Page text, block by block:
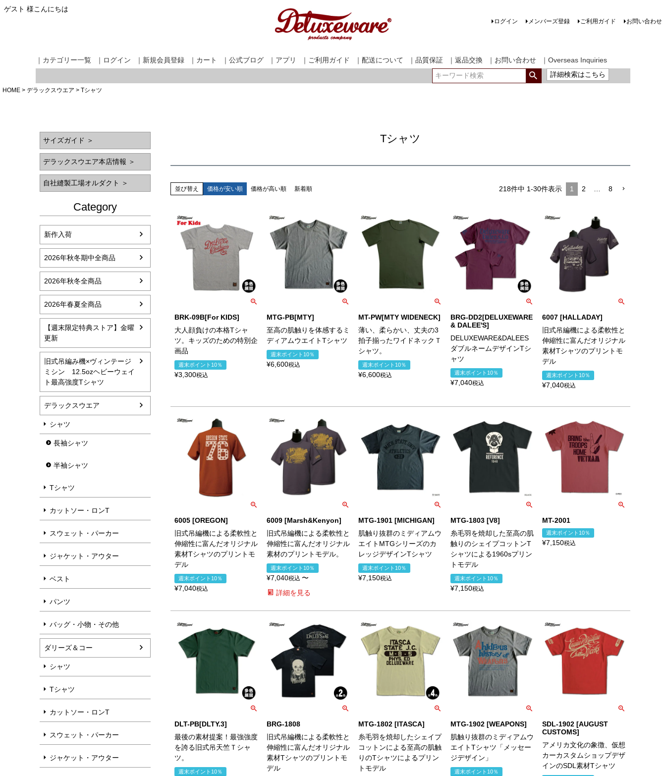
ゲスト 様こんにちは
ログイン メンバーズ登録 ご利用ガイド お問い合わせ
｜カテゴリー一覧 ｜ログイン ｜新規会員登録 ｜カート ｜公式ブログ ｜アプリ ｜ご利用ガイド ｜配送について ｜品質保証 ｜返品交換 ｜お問い合わせ
｜Overseas Inquiries
詳細検索はこちら
HOME デラックスウエア Tシャツ
サイズガイド ＞
デラックスウエア本店情報 ＞
自社縫製工場オルダクト ＞
Category
新作入荷
2026年秋冬期中全商品
2026年秋冬全商品
2026年春夏全商品
【週末限定特典ストア】金曜
更新
旧式吊編み機×ヴィンテージ
ミシン 12.5ozヘビーウェイ
ト最高強度Tシャツ
デラックスウエア
シャツ
長袖シャツ
半袖シャツ
Tシャツ
カットソー・ロンT
スウェット・パーカー
ジャケット・アウター
ベスト
パンツ
バッグ・小物・その他
ダリーズ＆コー
シャツ
Tシャツ
カットソー・ロンT
スウェット・パーカー
ジャケット・アウター
Tシャツ
並び替え 価格が安い順 価格が高い順 新着順 218件中 1-30件表示 1 2 8
BRK-09B[For KIDS]
大人顔負けの本格Tシャ
ツ。キッズのための特別企
画品
週末ポイント10％
¥3,300税込
MTG-PB[MTY]
至高の肌触りを体感するミ
ディアムウエイトTシャツ
週末ポイント10％
¥6,600税込
MT-PW[MTY WIDENECK]
薄い、柔らかい、丈夫の3
拍子揃ったワイドネックＴ
シャツ。
週末ポイント10％
¥6,600税込
BRG-DD2[DELUXEWARE
& DALEE'S]
DELUXEWARE&DALEES
ダブルネームデザインTシ
ャツ
週末ポイント10％
¥7,040税込
6007 [HALLADAY]
旧式吊編機による柔軟性と
伸縮性に富んだオリジナル
素材Tシャツのプリントモ
デル
週末ポイント10％
¥7,040税込
6005 [OREGON]
旧式吊編機による柔軟性と
伸縮性に富んだオリジナル
素材Tシャツのプリントモ
デル
週末ポイント10％
¥7,040税込
6009 [Marsh&Kenyon]
旧式吊編機による柔軟性と
伸縮性に富んだオリジナル
素材のプリントモデル。
週末ポイント10％
¥7,040税込 〜
詳細を見る
MTG-1901 [MICHIGAN]
肌触り抜群のミディアムウ
エイトMTGシリーズのカ
レッジデザインTシャツ
週末ポイント10％
¥7,150税込
MTG-1803 [V8]
糸毛羽を焼却した至高の肌
触りのシェイプコットンT
シャツによる1960sプリン
トモデル
週末ポイント10％
¥7,150税込
MT-2001
週末ポイント10％
¥7,150税込
DLT-PB[DLTY.3]
最後の素材提案！最強強度
を誇る旧式吊天竺Ｔシャ
ツ。
週末ポイント10％
BRG-1808
旧式吊編機による柔軟性と
伸縮性に富んだオリジナル
素材Tシャツのプリントモ
デル
MTG-1802 [ITASCA]
糸毛羽を焼却したシェイプ
コットンによる至高の肌触
りのTシャツによるプリン
トモデル
MTG-1902 [WEAPONS]
肌触り抜群のミディアムウ
エイトTシャツ「メッセー
ジデザイン」
週末ポイント10％
SDL-1902 [AUGUST
CUSTOMS]
アメリカ文化の象徴、仮想
カーカスタムショップデザ
インのSDL素材Tシャツ